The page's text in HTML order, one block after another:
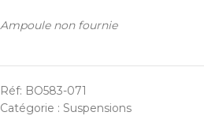
Ampoule non fournie
Réf: BO583-071
Catégorie : Suspensions